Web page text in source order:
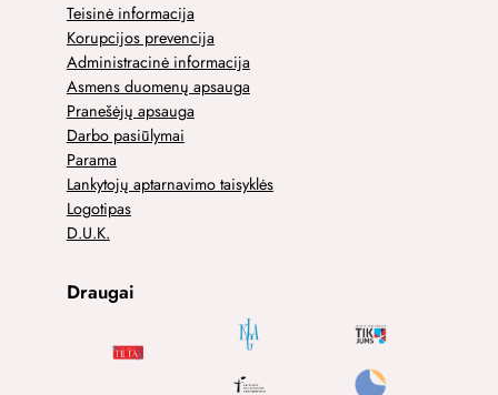
Teisinė informacija
Korupcijos prevencija
Administracinė informacija
Asmens duomenų apsauga
Pranešėjų apsauga
Darbo pasiūlymai
Parama
Lankytojų aptarnavimo taisyklės
Logotipas
D.U.K.
Draugai